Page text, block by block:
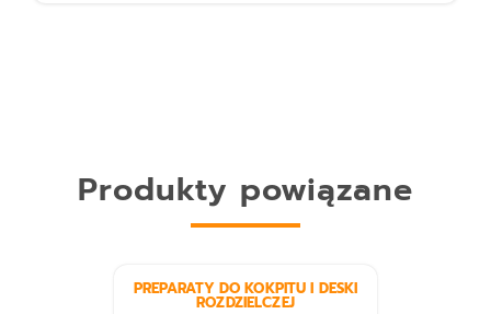
Produkty powiązane
PREPARATY DO KOKPITU I DESKI
ROZDZIELCZEJ